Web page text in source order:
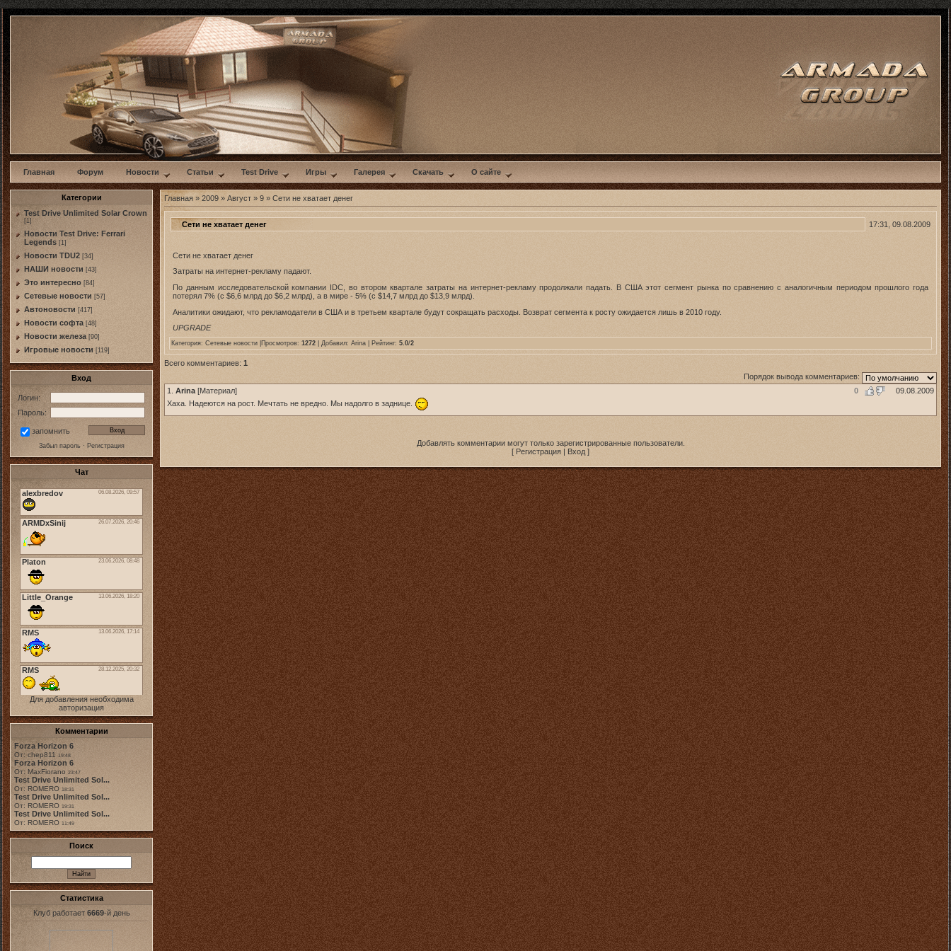
w
Главная Форум Новости Статьи Test Drive Игры Галерея Скачать О сайте
Категории
Test Drive Unlimited Solar Crown
[1]
Новости Test Drive: Ferrari
Legends [1]
Новости TDU2 [34]
НАШИ новости [43]
Это интересно [84]
Сетевые новости [57]
Автоновости [417]
Новости софта [48]
Новоcти железа [90]
Игровые новости [119]
Вход
Логин:
Пароль:
запомнить
Забыл пароль· Регистрация
Чат
Для добавления необходима
авторизация
Комментарии
Forza Horizon 6
От: chep811 19:48
Forza Horizon 6
От: MaxFiorano 23:47
Test Drive Unlimited Sol...
От: ROMERO 18:31
Test Drive Unlimited Sol...
От: ROMERO 19:31
Test Drive Unlimited Sol...
От: ROMERO 11:49
Поиск
Статистика
Клуб работает 6669-й день
Главная » 2009 » Август » 9 » Сети не хватает денег
Сети не хватает денег 17:31, 09.08.2009
Сети не хватает денег
Затраты на интернет-рекламу падают.
По данным исследовательской компании IDC, во втором квартале затраты на интернет-рекламу продолжали падать. В США этот сегмент рынка по сравнению с аналогичным периодом прошлого года
потерял 7% (с $6,6 млрд до $6,2 млрд), а в мире - 5% (с $14,7 млрд до $13,9 млрд).
Аналитики ожидают, что рекламодатели в США и в третьем квартале будут сокращать расходы. Возврат сегмента к росту ожидается лишь в 2010 году.
UPGRADE
Категория: Сетевые новости |Просмотров: 1272 | Добавил: Arina | Рейтинг: 5.0/2
Всего комментариев: 1
Порядок вывода комментариев:
0
09.08.2009
1. Arina [Материал]
Хаха. Надеются на рост. Мечтать не вредно. Мы надолго в заднице.
Добавлять комментарии могут только зарегистрированные пользователи.
[ Регистрация | Вход ]